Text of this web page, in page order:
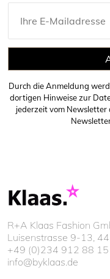
Durch die Anmeldung
dortigen Hinweise zur
jederzeit vom Newsletter
R+A Klaas Fashion
Luisenstrasse 9-13,
+49 (0)234 912 88 15
info@byklaas.de